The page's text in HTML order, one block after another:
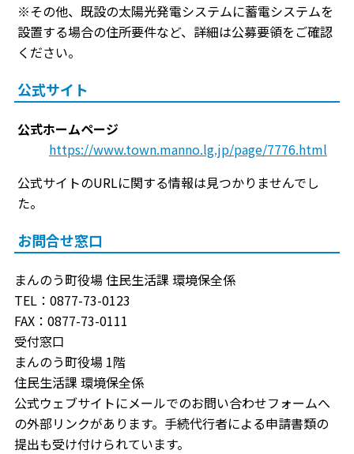
※その他、既設の太陽光発電システムに蓄電システムを
設置する場合の住所要件など、詳細は公募要領をご確認
ください。
公式サイト
公式ホームページ
https://www.town.manno.lg.jp/page/7776.html
公式サイトのURLに関する情報は見つかりませんでし
た。
お問合せ窓口
まんのう町役場 住民生活課 環境保全係
TEL：0877-73-0123
FAX：0877-73-0111
受付窓口
まんのう町役場 1階
住民生活課 環境保全係
公式ウェブサイトにメールでのお問い合わせフォームへ
の外部リンクがあります。手続代行者による申請書類の
提出も受け付けられています。